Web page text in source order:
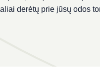
derėtų prie jūsų odos